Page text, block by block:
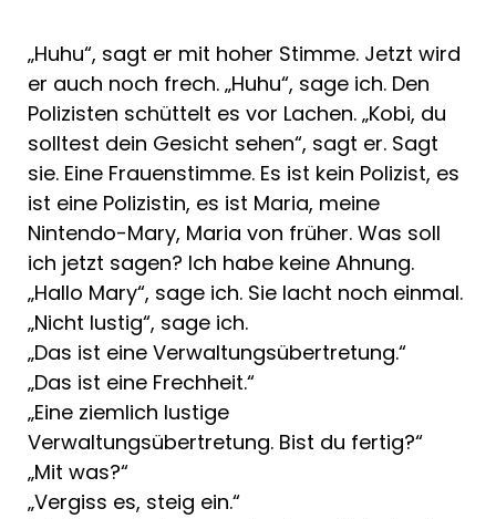
„Huhu“, sagt er mit hoher Stimme. Jetzt wird
er auch noch frech. „Huhu“, sage ich. Den
Polizisten schüttelt es vor Lachen. „Kobi, du
solltest dein Gesicht sehen“, sagt er. Sagt
sie. Eine Frauenstimme. Es ist kein Polizist, es
ist eine Polizistin, es ist Maria, meine
Nintendo-Mary, Maria von früher. Was soll
ich jetzt sagen? Ich habe keine Ahnung.
„Hallo Mary“, sage ich. Sie lacht noch einmal.
„Nicht lustig“, sage ich.
„Das ist eine Verwaltungsübertretung.“
„Das ist eine Frechheit.“
„Eine ziemlich lustige
Verwaltungsübertretung. Bist du fertig?“
„Mit was?“
„Vergiss es, steig ein.“